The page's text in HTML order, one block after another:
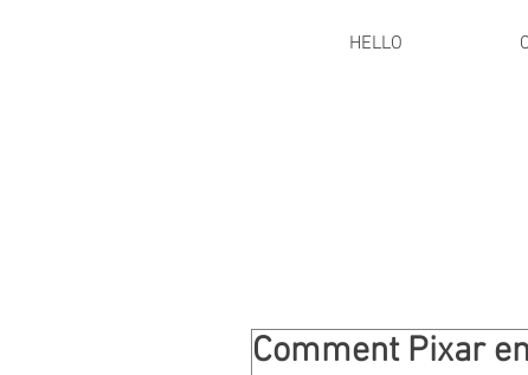
HELLO
Comment Pixar